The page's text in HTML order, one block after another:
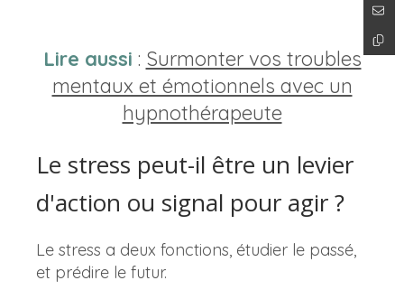
Lire aussi : Surmonter vos troubles
mentaux et émotionnels avec un
hypnothérapeute
Le stress peut-il être un levier
d'action ou signal pour agir ?
Le stress a deux fonctions, étudier le passé,
et prédire le futur.